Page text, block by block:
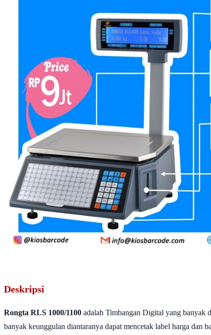
Deskripsi
Rongta RLS 1000/1100 adalah Timbangan Digital yang banyak
banyak keunggulan diantaranya dapat mencetak label harga dan